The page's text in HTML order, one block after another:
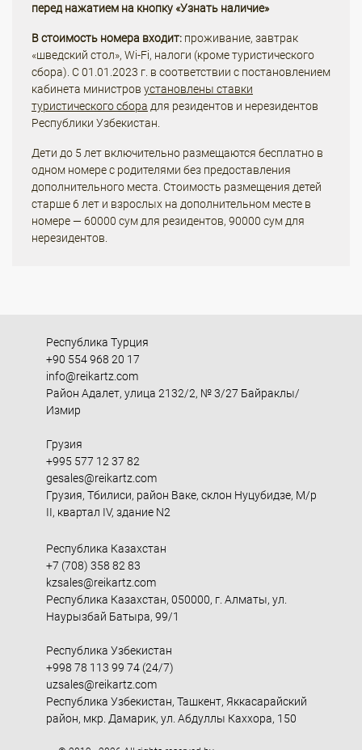
перед нажатием на кнопку «Узнать наличие»
В стоимость номера входит: проживание, завтрак
«шведский стол», Wi-Fi, налоги (кроме туристического
сбора). С 01.01.2023 г. в соответствии с постановлением
кабинета министров установлены ставки
туристического сбора для резидентов и нерезидентов
Республики Узбекистан.
Дети до 5 лет включительно размещаются бесплатно в
одном номере с родителями без предоставления
дополнительного места. Стоимость размещения детей
старше 6 лет и взрослых на дополнительном месте в
номере — 60000 сум для резидентов, 90000 сум для
нерезидентов.
Республика Турция
+90 554 968 20 17
info@reikartz.com
Район Адалет, улица 2132/2, № 3/27 Байраклы/
Измир
Грузия
+995 577 12 37 82
gesales@reikartz.com
Грузия, Тбилиси, район Ваке, склон Нуцубидзе, М/р
II, квартал IV, здание N2
Республика Казахстан
+7 (708) 358 82 83
kzsales@reikartz.com
Республика Казахстан, 050000, г. Алматы, ул.
Наурызбай Батыра, 99/1
Республика Узбекистан
+998 78 113 99 74 (24/7)
uzsales@reikartz.com
Республика Узбекистан, Ташкент, Яккасарайский
район, мкр. Дамарик, ул. Абдуллы Каххора, 150